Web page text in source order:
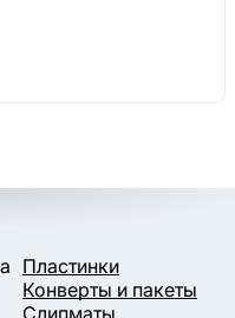
Пластинки
Конверты и пакеты